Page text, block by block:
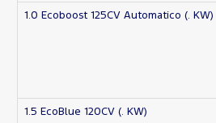
1.0 Ecoboost 125CV Automatico (. KW)
1.5 EcoBlue 120CV (. KW)